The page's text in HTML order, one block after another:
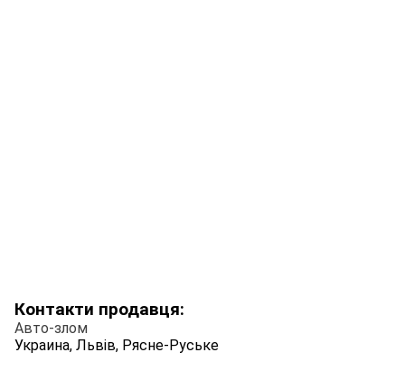
Контакти продавця:
Авто-злом
Украина, Львів, Рясне-Руське